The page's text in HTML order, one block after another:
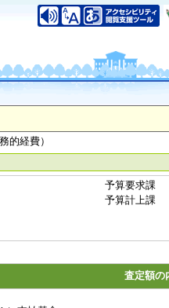
的経費）
予算要求課
予算計上課
査定額の